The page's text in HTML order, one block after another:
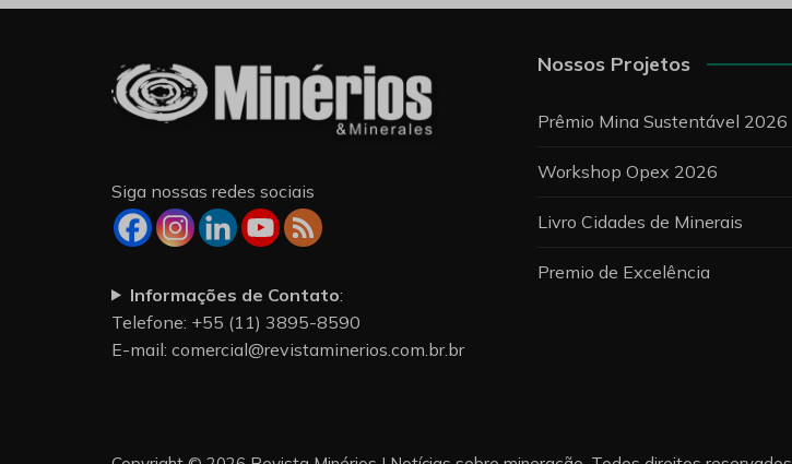
Siga nossas redes sociais
Informações de Contato:
Telefone: +55 (11) 3895-8590
E-mail: comercial@revistaminerios.com.br.br
Nossos Projetos
Prêmio Mina Sustentável 2026
Workshop Opex 2026
Livro Cidades de Minerais
Premio de Excelência